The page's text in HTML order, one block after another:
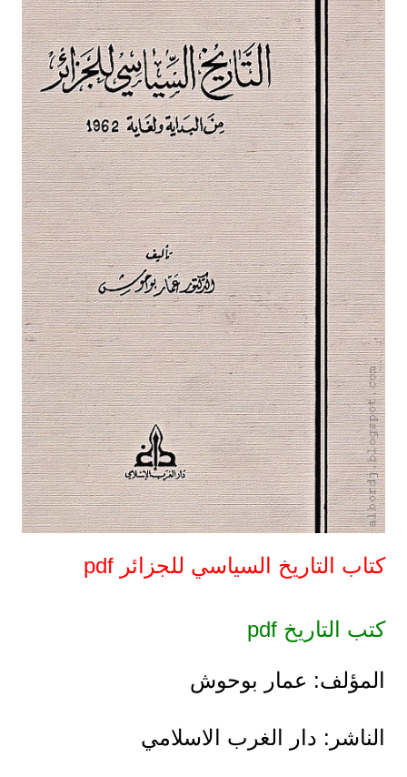
كتاب التاريخ السياسي للجزائر pdf
كتب التاريخ pdf
المؤلف: عمار بوحوش
الناشر: دار الغرب الاسلامي